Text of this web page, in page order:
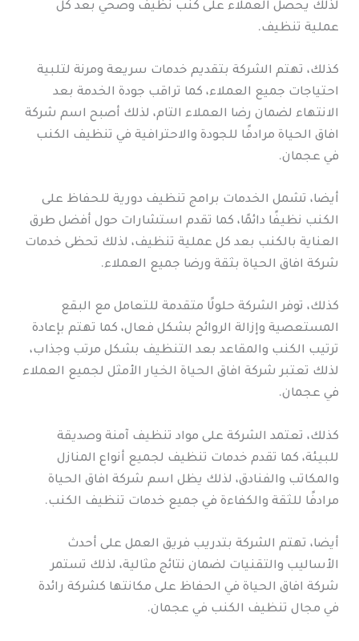
لذلك يحصل العملاء على كنب نظيف وصحي بعد كل
عملية تنظيف.
كذلك، تهتم الشركة بتقديم خدمات سريعة ومرنة لتلبية
احتياجات جميع العملاء، كما تراقب جودة الخدمة بعد
الانتهاء لضمان رضا العملاء التام، لذلك أصبح اسم شركة
افاق الحياة مرادفًا للجودة والاحترافية في تنظيف الكنب
في عجمان.
أيضا، تشمل الخدمات برامج تنظيف دورية للحفاظ على
الكنب نظيفًا دائمًا، كما تقدم استشارات حول أفضل طرق
العناية بالكنب بعد كل عملية تنظيف، لذلك تحظى خدمات
شركة افاق الحياة بثقة ورضا جميع العملاء.
كذلك، توفر الشركة حلولًا متقدمة للتعامل مع البقع
المستعصية وإزالة الروائح بشكل فعال، كما تهتم بإعادة
ترتيب الكنب والمقاعد بعد التنظيف بشكل مرتب وجذاب،
لذلك تعتبر شركة افاق الحياة الخيار الأمثل لجميع العملاء
في عجمان.
كذلك، تعتمد الشركة على مواد تنظيف آمنة وصديقة
للبيئة، كما تقدم خدمات تنظيف لجميع أنواع المنازل
والمكاتب والفنادق، لذلك يظل اسم شركة افاق الحياة
مرادفًا للثقة والكفاءة في جميع خدمات تنظيف الكنب.
أيضا، تهتم الشركة بتدريب فريق العمل على أحدث
الأساليب والتقنيات لضمان نتائج مثالية، لذلك تستمر
شركة افاق الحياة في الحفاظ على مكانتها كشركة رائدة
في مجال تنظيف الكنب في عجمان.